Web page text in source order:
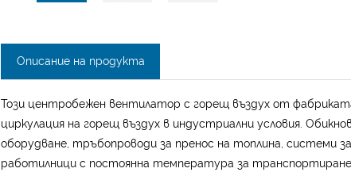
Описание на продукта
Този центробежен вентилатор с горещ въздух от
циркулация на горещ въздух в индустриални условия.
оборудване, тръбопроводи за пренос на топлина, системи
работилници с постоянна температура за